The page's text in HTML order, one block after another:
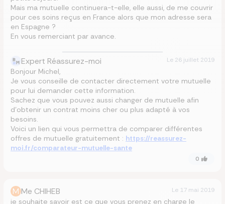
Mais ma mutuelle continuera-t-elle, elle aussi, de me couvrir
pour ces soins reçus en France alors que mon adresse sera
en Espagne ?
En vous remerciant par avance.
Expert Réassurez-moi Le 26 juillet 2019
Bonjour Michel,
Je vous conseille de contacter directement votre mutuelle
pour lui demander cette information.
Sachez que vous pouvez aussi changer de mutuelle afin
d'obtenir un contrat moins cher ou plus adapté à vos
besoins.
Voici un lien qui vous permettra de comparer différentes
offres de mutuelle gratuitement : https://reassurez-
moi.fr/comparateur-mutuelle-sante
0
M Me CHIHEB Le 17 mai 2019
je souhaite savoir est ce que vous prenez en charge le